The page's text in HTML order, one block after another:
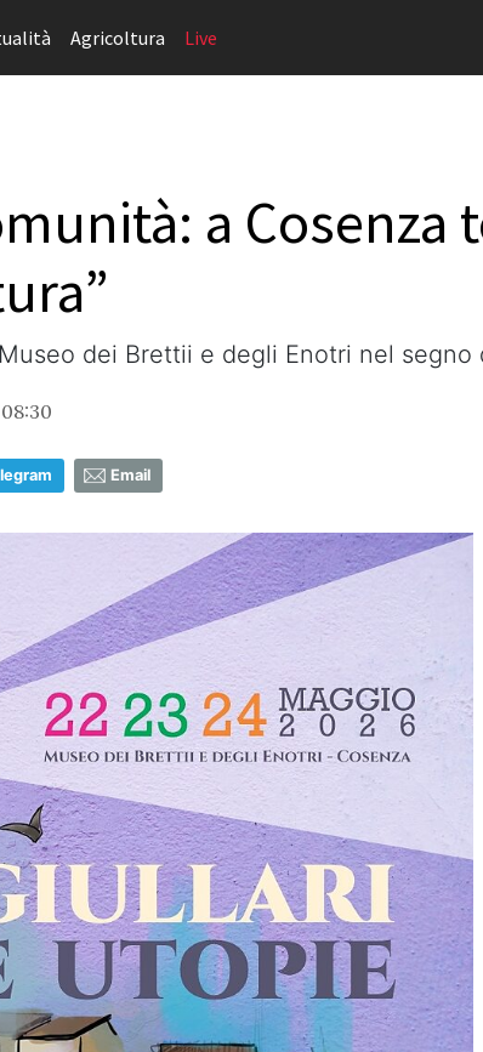
Agricoltura Live
a Cosenza
dei Brettii e degli Enotri nel segno
Email